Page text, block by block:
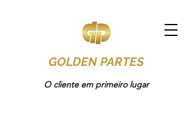
GOLDEN PARTES
O cliente em primeiro lugar